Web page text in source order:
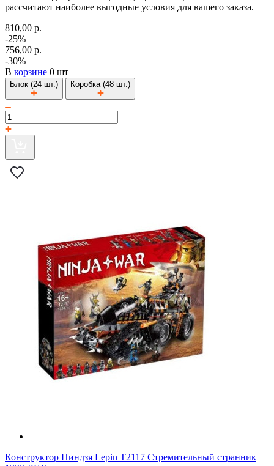
рассчитают наиболее выгодные условия для вашего заказа.
810,00 р.
-25%
756,00 р.
-30%
В корзине 0 шт
Блок (24 шт.) Коробка (48 шт.)
Конструктор Ниндзя Lepin T2117 Стремительный странник